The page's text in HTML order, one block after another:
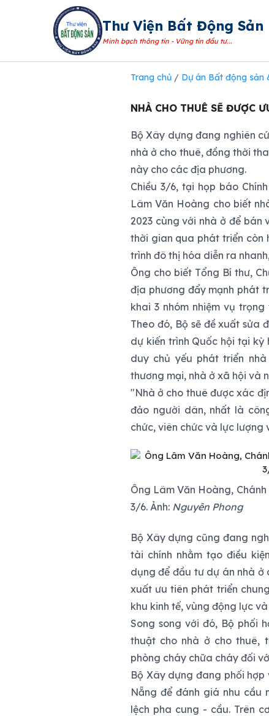
Thư Viện Bất Động Sản
Minh bạch thông tin - Vững tin đầu tư...
Trang chủ/ Dự án Bất động sản
NHÀ CHO THUÊ SẼ ĐƯỢC
Bộ Xây dựng đang nghiên
nhà ở cho thuê, đồng thời
này cho các địa phương.
Chiều 3/6, tại họp báo
Lâm Văn Hoàng cho biết
2023 cùng với nhà ở để bán
thời gian qua phát triển còn
trình đô thị hóa diễn ra
Ông cho biết Tổng Bí thư,
địa phương đẩy mạnh phát
khai 3 nhóm nhiệm vụ
Theo đó, Bộ sẽ đề xuất sửa
dự kiến trình Quốc hội tại
duy chủ yếu phát triển
thương mại, nhà ở xã hội và
"Nhà ở cho thuê được xác
đảo người dân, nhất là
chức, viên chức và lực
Ông Lâm Văn Hoàng,
3/6. Ảnh: Nguyên Phong
Bộ Xây dựng cũng đang
tài chính nhằm tạo điều
dụng để đầu tư dự án nhà ở
xuất ưu tiên phát triển
khu kinh tế, vùng động lực
Song song với đó, Bộ phối
thuật cho nhà ở cho thuê,
phòng cháy chữa cháy đối
Bộ Xây dựng đang phối
Nẵng để đánh giá nhu cầu
lệch pha cung - cầu. Trên